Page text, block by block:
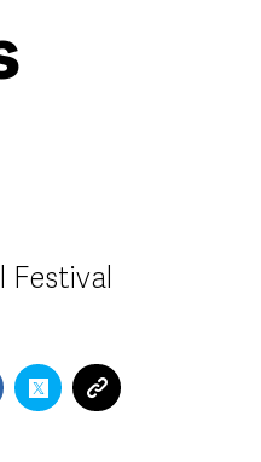
Festival